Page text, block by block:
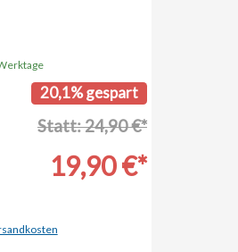
20,1% gespart
Statt: 24,90 €*
19,90 €*